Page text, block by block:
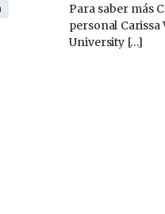
Para saber más
personal Carissa
University […]